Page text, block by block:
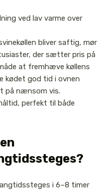
ved lav varme over
bliver saftig, mør
der sætter pris på
at fremhæve køllens
kødet god tid i ovnen
på nænsom vis.
perfekt til både
i 6–8 timer